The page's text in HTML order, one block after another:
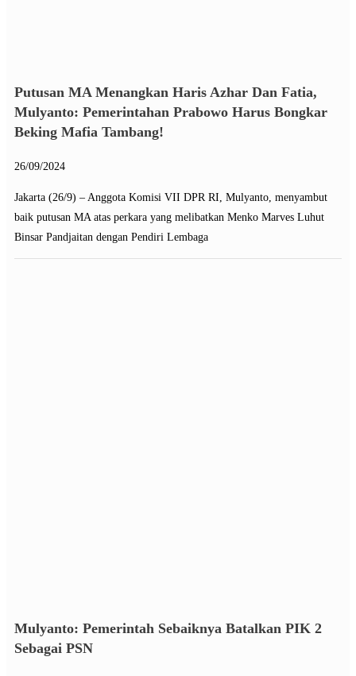
Putusan MA Menangkan Haris Azhar Dan Fatia,
Mulyanto: Pemerintahan Prabowo Harus Bongkar
Beking Mafia Tambang!
26/09/2024
Jakarta (26/9) – Anggota Komisi VII DPR RI, Mulyanto, menyambut
baik putusan MA atas perkara yang melibatkan Menko Marves Luhut
Binsar Pandjaitan dengan Pendiri Lembaga
Mulyanto: Pemerintah Sebaiknya Batalkan PIK 2
Sebagai PSN